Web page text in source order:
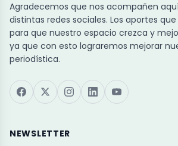
Agradecemos que nos acompañen
distintas redes sociales. Los aportes
para que nuestro espacio crezca y
ya que con esto lograremos mejorar
periodística.
NEWSLETTER